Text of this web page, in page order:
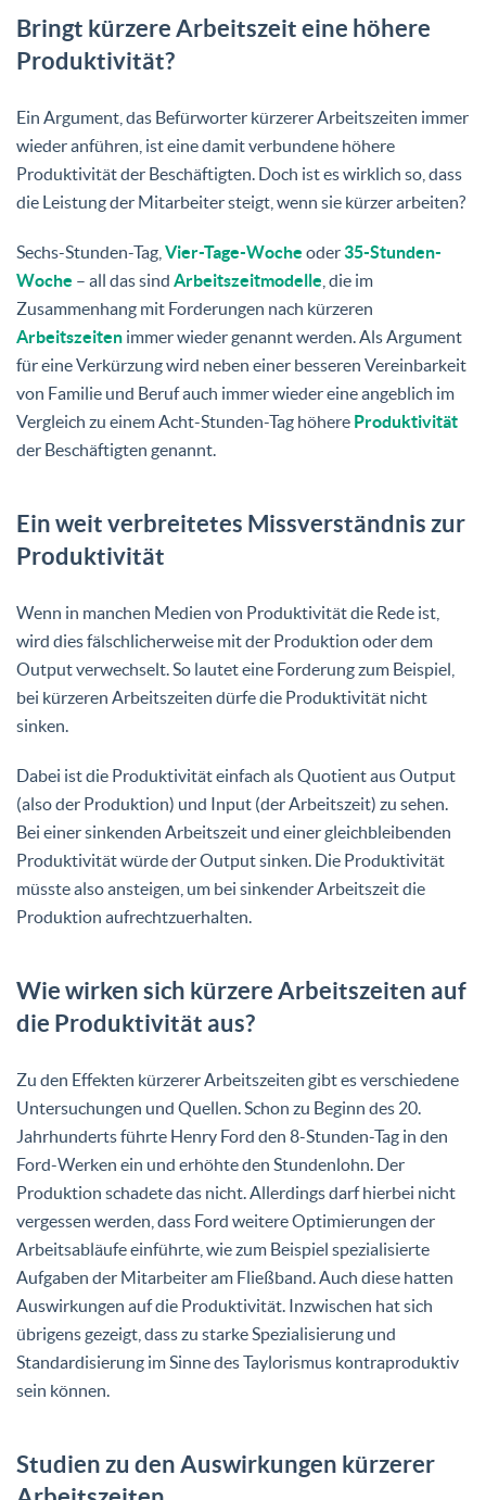
Bringt kürzere Arbeitszeit eine höhere
Produktivität?
Ein Argument, das Befürworter kürzerer Arbeitszeiten immer
wieder anführen, ist eine damit verbundene höhere
Produktivität der Beschäftigten. Doch ist es wirklich so, dass
die Leistung der Mitarbeiter steigt, wenn sie kürzer arbeiten?
Sechs-Stunden-Tag, Vier-Tage-Woche oder 35-Stunden-
Woche – all das sind Arbeitszeitmodelle , die im
Zusammenhang mit Forderungen nach kürzeren
Arbeitszeiten immer wieder genannt werden. Als Argument
für eine Verkürzung wird neben einer besseren Vereinbarkeit
von Familie und Beruf auch immer wieder eine angeblich im
Vergleich zu einem Acht-Stunden-Tag höhere Produktivität
der Beschäftigten genannt.
Ein weit verbreitetes Missverständnis zur
Produktivität
Wenn in manchen Medien von Produktivität die Rede ist,
wird dies fälschlicherweise mit der Produktion oder dem
Output verwechselt. So lautet eine Forderung zum Beispiel,
bei kürzeren Arbeitszeiten dürfe die Produktivität nicht
sinken.
Dabei ist die Produktivität einfach als Quotient aus Output
(also der Produktion) und Input (der Arbeitszeit) zu sehen.
Bei einer sinkenden Arbeitszeit und einer gleichbleibenden
Produktivität würde der Output sinken. Die Produktivität
müsste also ansteigen, um bei sinkender Arbeitszeit die
Produktion aufrechtzuerhalten.
Wie wirken sich kürzere Arbeitszeiten auf
die Produktivität aus?
Zu den Effekten kürzerer Arbeitszeiten gibt es verschiedene
Untersuchungen und Quellen. Schon zu Beginn des 20.
Jahrhunderts führte Henry Ford den 8-Stunden-Tag in den
Ford-Werken ein und erhöhte den Stundenlohn. Der
Produktion schadete das nicht. Allerdings darf hierbei nicht
vergessen werden, dass Ford weitere Optimierungen der
Arbeitsabläufe einführte, wie zum Beispiel spezialisierte
Aufgaben der Mitarbeiter am Fließband. Auch diese hatten
Auswirkungen auf die Produktivität. Inzwischen hat sich
übrigens gezeigt, dass zu starke Spezialisierung und
Standardisierung im Sinne des Taylorismus kontraproduktiv
sein können.
Studien zu den Auswirkungen kürzerer